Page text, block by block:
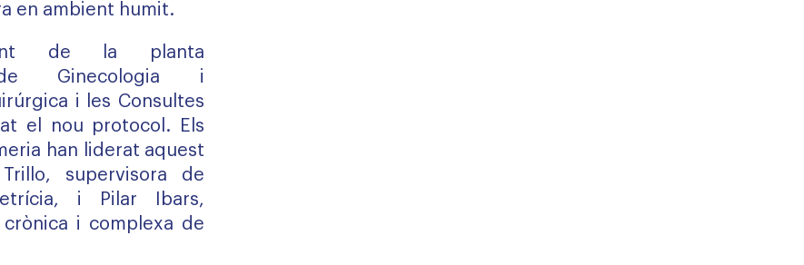
en ambient humit.
de la planta
de Ginecologia i
i les Consultes
el nou protocol. Els
han liderat aquest
supervisora de
i Pilar Ibars,
i complexa de